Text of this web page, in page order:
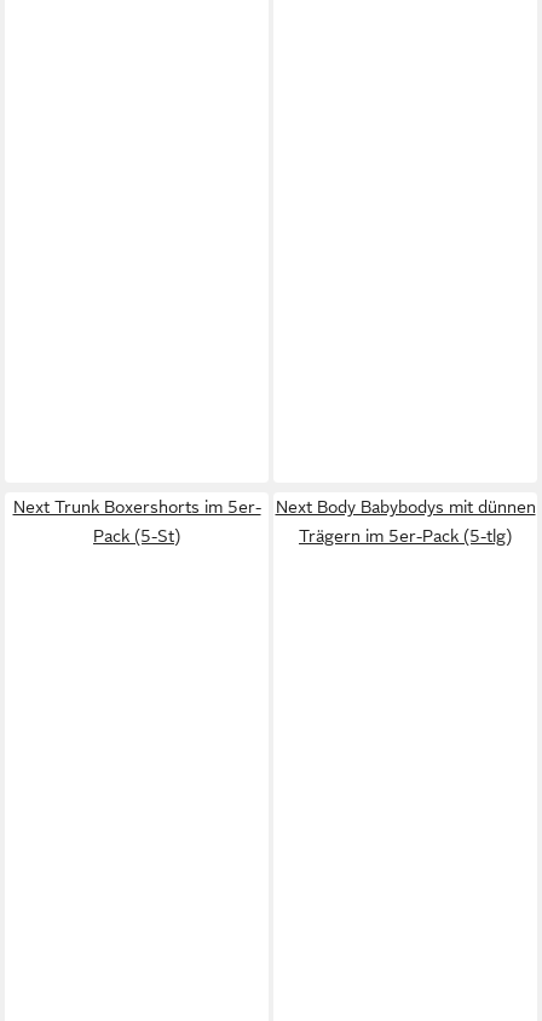
Next Trunk Boxershorts im 5er-
Pack (5-St)
Next Body Babybodys mit dünnen
Trägern im 5er-Pack (5-tlg)